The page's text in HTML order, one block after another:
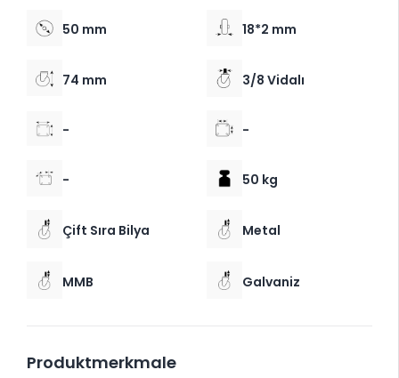
50 mm 18*2 mm
74 mm 3/8 Vidalı
- -
- 50 kg
Çift Sıra Bilya Metal
MMB Galvaniz
Produktmerkmale